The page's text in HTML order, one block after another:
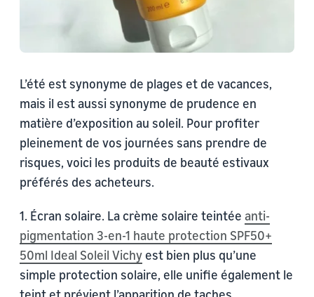
L’été est synonyme de plages et de vacances,
mais il est aussi synonyme de prudence en
matière d’exposition au soleil. Pour profiter
pleinement de vos journées sans prendre de
risques, voici les produits de beauté estivaux
préférés des acheteurs.
1. Écran solaire. La crème solaire teintée anti-
pigmentation 3-en-1 haute protection SPF50+
50ml Ideal Soleil Vichy est bien plus qu’une
simple protection solaire, elle unifie également le